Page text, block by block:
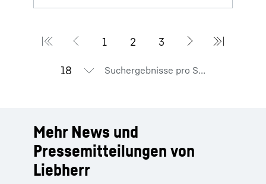
Suchergebnisse pro Seite
Mehr News und
Pressemitteilungen von
Liebherr